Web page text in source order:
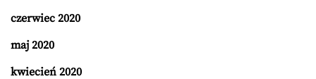
czerwiec 2020
maj 2020
kwiecień 2020